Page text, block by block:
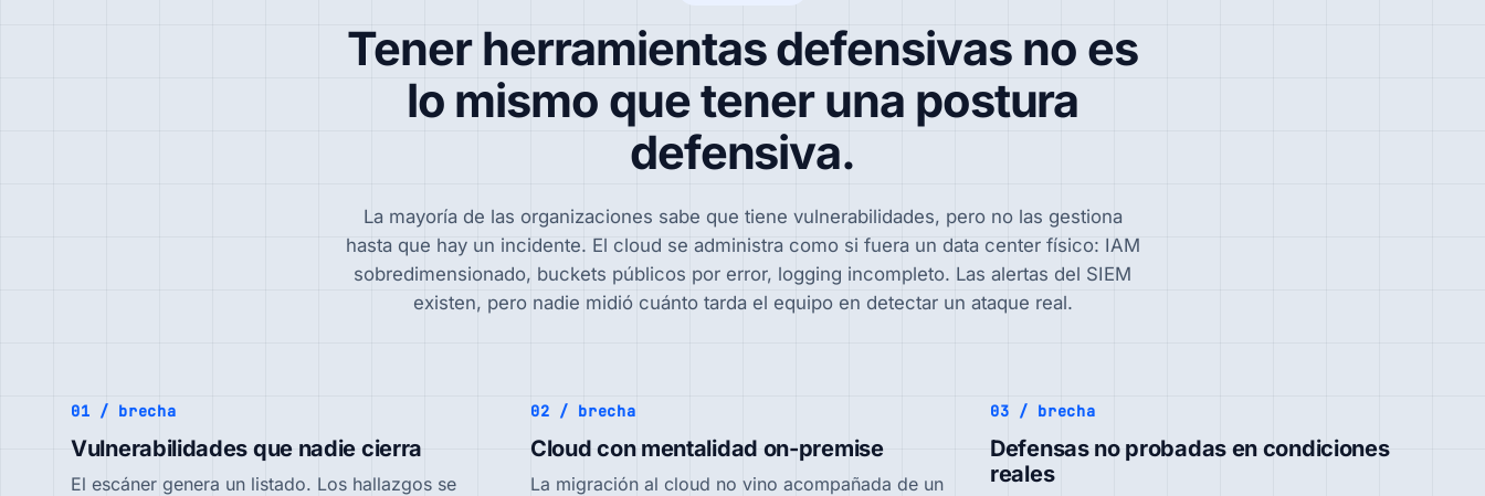
Tener herramientas defensivas no es
lo mismo que tener una postura
defensiva.
La mayoría de las organizaciones sabe que tiene vulnerabilidades, pero no las gestiona
hasta que hay un incidente. El cloud se administra como si fuera un data center físico: IAM
sobredimensionado, buckets públicos por error, logging incompleto. Las alertas del SIEM
existen, pero nadie midió cuánto tarda el equipo en detectar un ataque real.
01 / brecha
Vulnerabilidades que nadie cierra
El escáner genera un listado. Los hallazgos se
02 / brecha
Cloud con mentalidad on-premise
La migración al cloud no vino acompañada de un
03 / brecha
Defensas no probadas en condiciones
reales